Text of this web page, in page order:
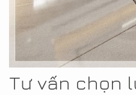
Tư vấn chọn